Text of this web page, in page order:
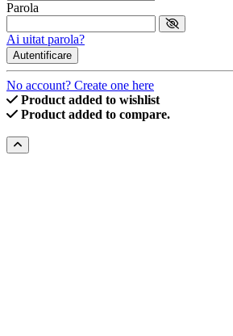
Parola
Ai uitat parola?
Autentificare
No account? Create one here
Product added to wishlist
Product added to compare.